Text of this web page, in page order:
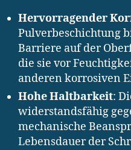
Hervorragender
Pulverbeschichtung
Barriere auf der
die sie vor
anderen korrosiven
Hohe Haltbarkeit:
widerstandsfähig
mechanische
Lebensdauer der